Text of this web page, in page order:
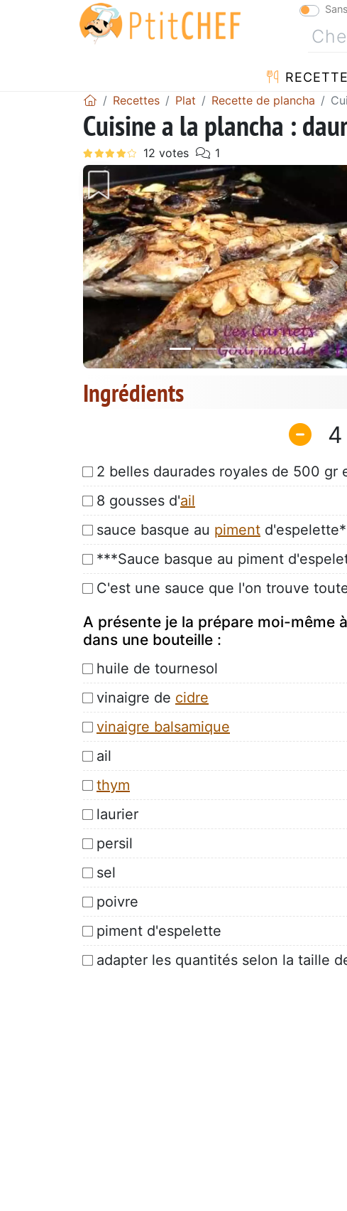
Recettes Plat Recette de plancha
Cuisine a la plancha :
Précédent
Ingrédients
4
2 belles daurades royales de 500 gr
8 gousses d'ail
sauce basque au piment
***Sauce basque au piment
C'est une sauce que l'on trouve
A présente je la prépare moi-même
dans une bouteille :
huile de tournesol
vinaigre de cidre
vinaigre balsamique
ail
thym
laurier
persil
sel
poivre
piment d'espelette
adapter les quantités selon la taille